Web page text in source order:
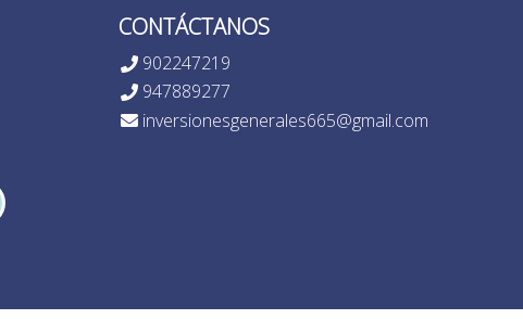
CONTÁCTANOS
902247219
947889277
inversionesgenerales665@gmail.com